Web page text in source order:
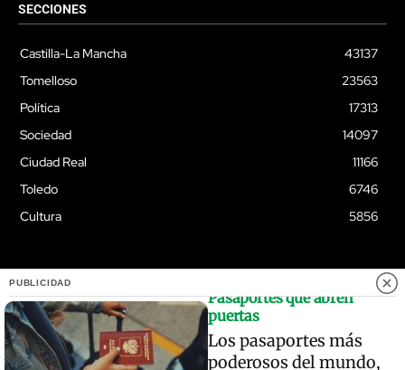
SECCIONES
Castilla-La Mancha
43137
Tomelloso
23563
Política
17313
Sociedad
14097
Ciudad Real
11166
Toledo
6746
Cultura
5856
© Quixoteus
PUBLICIDAD
Pasaportes que abren
puertas
Los pasaportes más
poderosos del mundo,